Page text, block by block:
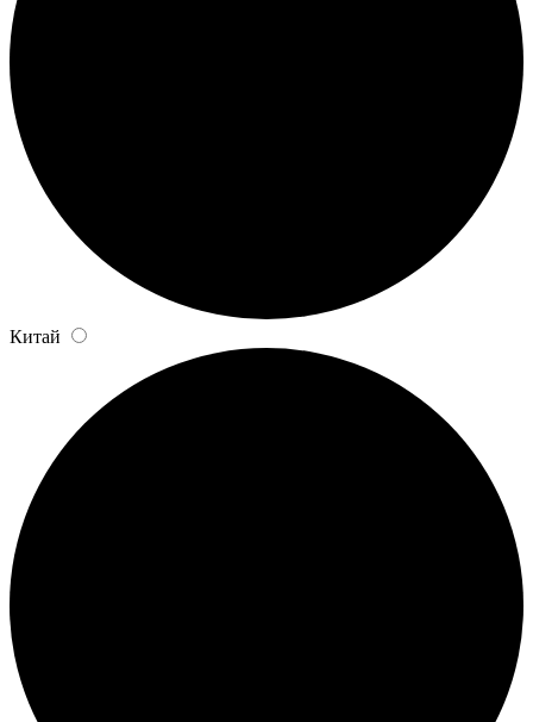
Китай